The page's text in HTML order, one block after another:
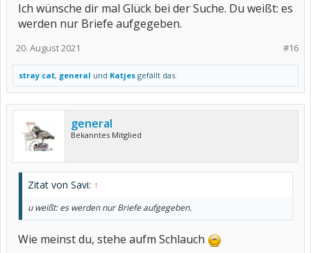
Ich wünsche dir mal Glück bei der Suche. Du weißt: es
werden nur Briefe aufgegeben.
#16
20. August 2021
stray cat, general und Katjes gefällt das.
general
Bekanntes Mitglied
Zitat von Savi: ↑
u weißt: es werden nur Briefe aufgegeben.
Wie meinst du, stehe aufm Schlauch